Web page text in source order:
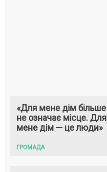
«Для мене дім більше
не означає місце. Для
мене дім — це люди»
ГРОМАДА